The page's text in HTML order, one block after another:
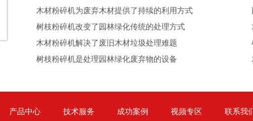
大型秸秆粉碎机 废旧轮胎胶粉设备...
木材粉碎机为废弃木材提供了持续的利用方式
树枝粉碎机改变了园林绿化传统的处理方式
木材粉碎机解决了废旧木材垃圾处理难题
树枝粉碎机是处理园林绿化废弃物的设备
产品中心 技术服务 成功案例 视频专区 联系我